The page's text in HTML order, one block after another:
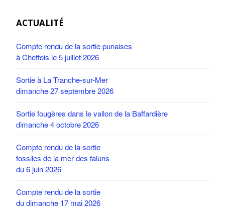
ACTUALITÉ
Compte rendu de la sortie punaises
à Cheffois le 5 juillet 2026
Sortie à La Tranche-sur-Mer
dimanche 27 septembre 2026
Sortie fougères dans le vallon de la Baffardière
dimanche 4 octobre 2026
Compte rendu de la sortie
fossiles de la mer des faluns
du 6 juin 2026
Compte rendu de la sortie
du dimanche 17 mai 2026